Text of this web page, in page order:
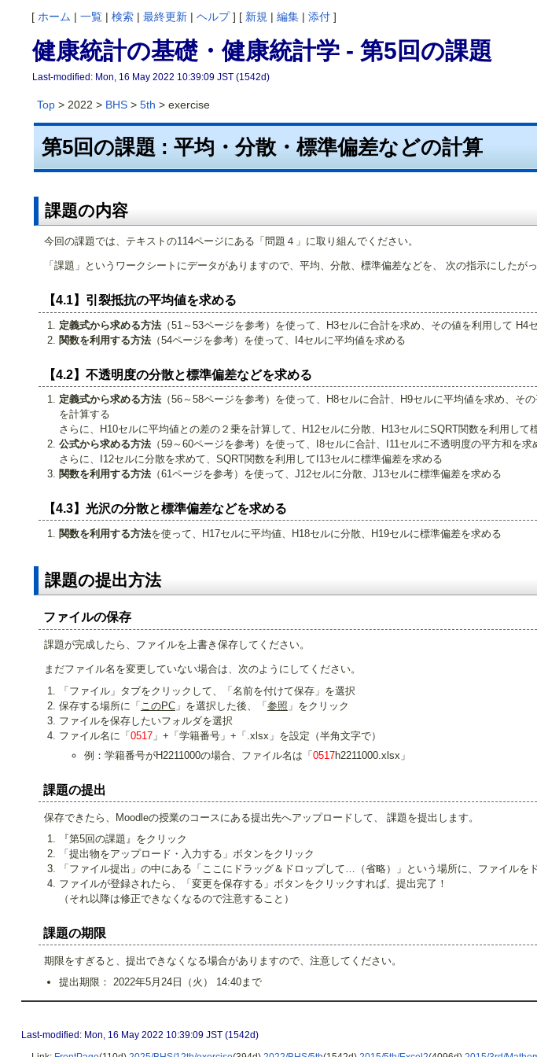
[ ホーム | 一覧| 検索| 最終更新| ヘルプ] [ 新規 | 編集| 添付]
健康統計の基礎・健康統計学 - 第5回の課題
Last-modified: Mon, 16 May 2022 10:39:09 JST (1542d)
Top> 2022 > BHS> 5th > exercise
第5回の課題 : 平均・分散・標準偏差などの計算
課題の内容
今回の課題では、テキストの114ページにある「問題４」に取り組んでください。
「課題」というワークシートにデータがありますので、平均、分散、標準偏差などを、 次の指示にしたが
【4.1】引裂抵抗の平均値を求める
定義式から求める方法（51～53ページを参考）を使って、H3セルに合計を求め、その値を利用して H4
関数を利用する方法（54ページを参考）を使って、I4セルに平均値を求める
【4.2】不透明度の分散と標準偏差などを求める
定義式から求める方法（56～58ページを参考）を使って、H8セルに合計、H9セルに平均値を求め、そ
を計算する
さらに、H10セルに平均値との差の２乗を計算して、H12セルに分散、H13セルにSQRT関数を利用して
公式から求める方法（59～60ページを参考）を使って、I8セルに合計、I11セルに不透明度の平方和を求
さらに、I12セルに分散を求めて、SQRT関数を利用してI13セルに標準偏差を求める
関数を利用する方法（61ページを参考）を使って、J12セルに分散、J13セルに標準偏差を求める
【4.3】光沢の分散と標準偏差などを求める
関数を利用する方法を使って、H17セルに平均値、H18セルに分散、H19セルに標準偏差を求める
課題の提出方法
ファイルの保存
課題が完成したら、ファイルを上書き保存してください。
まだファイル名を変更していない場合は、次のようにしてください。
「ファイル」タブをクリックして、「名前を付けて保存」を選択
保存する場所に「 このPC」を選択した後、「参照 」をクリック
ファイルを保存したいフォルダを選択
ファイル名に「0517」+「学籍番号」+「.xlsx」を設定（半角文字で）
例：学籍番号がH2211000の場合、ファイル名は「 0517h2211000.xlsx」
課題の提出
保存できたら、Moodleの授業のコースにある提出先へアップロードして、 課題を提出します。
『第5回の課題』をクリック
「提出物をアップロード・入力する」ボタンをクリック
「ファイル提出」の中にある「ここにドラッグ＆ドロップして…（省略）」という場所に、ファイルを
ファイルが登録されたら、「変更を保存する」ボタンをクリックすれば、提出完了！
（それ以降は修正できなくなるので注意すること）
課題の期限
期限をすぎると、提出できなくなる場合がありますので、注意してください。
提出期限： 2022年5月24日（火） 14:40まで
Last-modified: Mon, 16 May 2022 10:39:09 JST (1542d)